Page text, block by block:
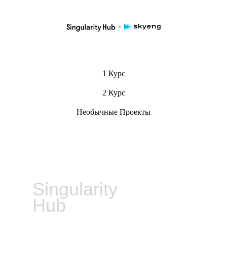
1 Курс
2 Курс
Необычные Проекты
Singularity
Hub